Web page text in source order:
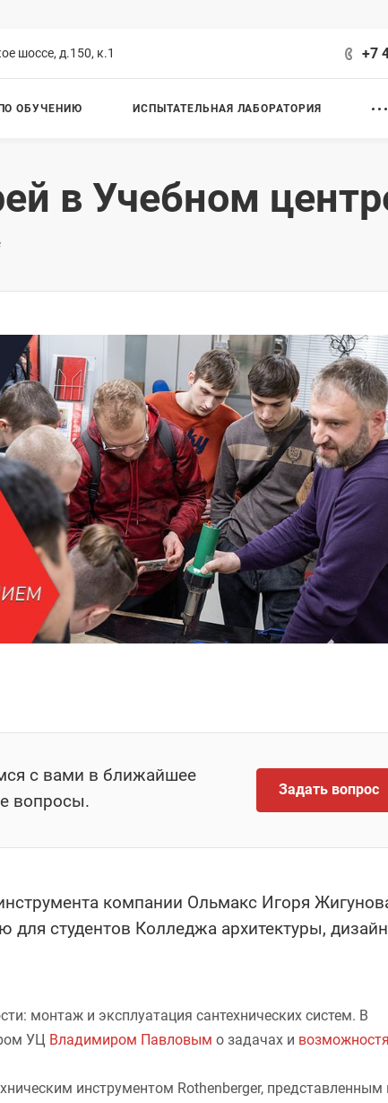
шоссе, д.150, к.1 +7
ОБУЧЕНИЮ ИСПЫТАТЕЛЬНАЯ ЛАБОРАТОРИЯ
в Учебном
с вами в ближайшее
вопросы.
Задать вопрос
компании Ольмакс Игоря
для студентов Колледжа архитектуры,
монтаж и эксплуатация сантехнических систем. В
УЦ Владимиром Павловым о задачах и
инструментом Rothenberger, представленным